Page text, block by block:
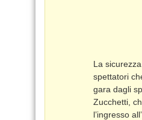
La
spettatori
gara dagli
Zucchetti,
l’ingresso